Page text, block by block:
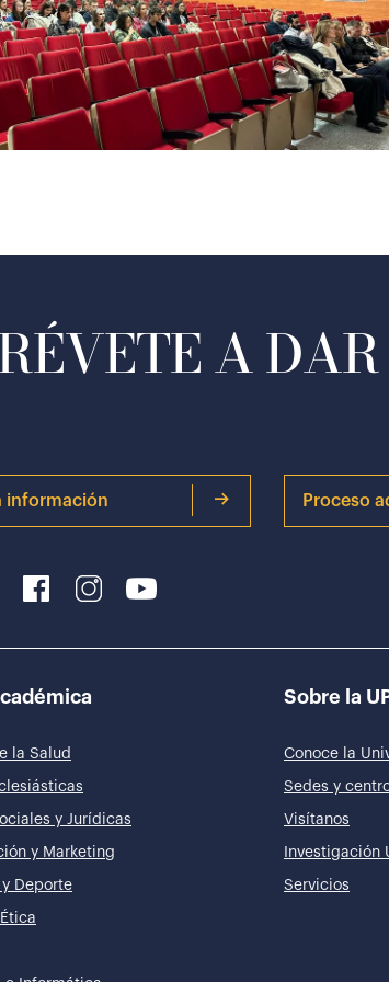
A
información Proceso
la Salud
y Jurídicas
y Marketing
Deporte
Sobre la
Conoce la
Sedes y
Visítanos
Investigación
Servicios